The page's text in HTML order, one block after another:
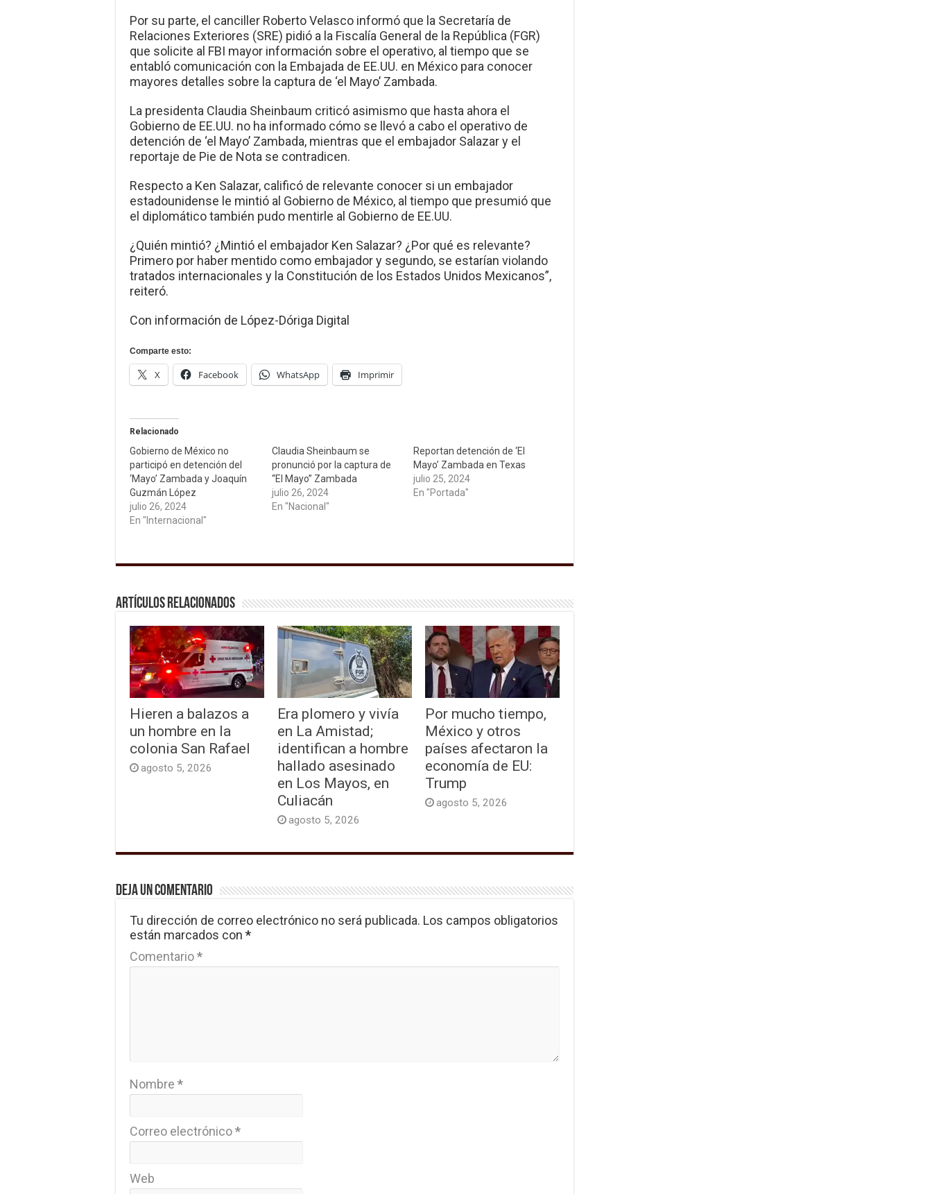
Por su parte, el canciller Roberto Velasco informó que la Secretaría de
Relaciones Exteriores (SRE) pidió a la Fiscalía General de la República (FGR)
que solicite al FBI mayor información sobre el operativo, al tiempo que se
entabló comunicación con la Embajada de EE.UU. en México para conocer
mayores detalles sobre la captura de ‘el Mayo’ Zambada.
La presidenta Claudia Sheinbaum criticó asimismo que hasta ahora el
Gobierno de EE.UU. no ha informado cómo se llevó a cabo el operativo de
detención de ‘el Mayo’ Zambada, mientras que el embajador Salazar y el
reportaje de Pie de Nota se contradicen.
Respecto a Ken Salazar, calificó de relevante conocer si un embajador
estadounidense le mintió al Gobierno de México, al tiempo que presumió que
el diplomático también pudo mentirle al Gobierno de EE.UU.
¿Quién mintió? ¿Mintió el embajador Ken Salazar? ¿Por qué es relevante?
Primero por haber mentido como embajador y segundo, se estarían violando
tratados internacionales y la Constitución de los Estados Unidos Mexicanos”,
reiteró.
Con información de López-Dóriga Digital
Comparte esto:
X Facebook WhatsApp Imprimir
Relacionado
Gobierno de México no
participó en detención del
‘Mayo’ Zambada y Joaquín
Guzmán López
julio 26, 2024
En "Internacional"
Claudia Sheinbaum se
pronunció por la captura de
“El Mayo” Zambada
julio 26, 2024
En "Nacional"
Reportan detención de ‘El
Mayo’ Zambada en Texas
julio 25, 2024
En "Portada"
Artículos relacionados
Hieren a balazos a
un hombre en la
colonia San Rafael
agosto 5, 2026
Era plomero y vivía
en La Amistad;
identifican a hombre
hallado asesinado
en Los Mayos, en
Culiacán
agosto 5, 2026
Por mucho tiempo,
México y otros
países afectaron la
economía de EU:
Trump
agosto 5, 2026
Deja un comentario
Tu dirección de correo electrónico no será publicada. Los campos obligatorios
están marcados con *
Comentario*
Nombre *
Correo electrónico*
Web